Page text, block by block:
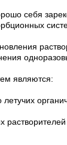
себя
являются: